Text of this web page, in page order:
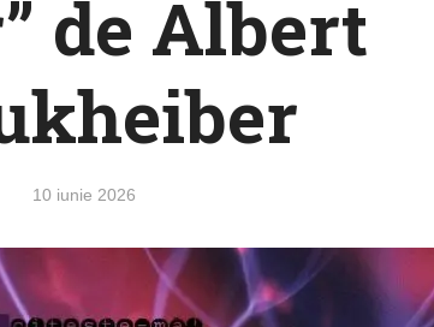
de Albert
10 iunie 2026